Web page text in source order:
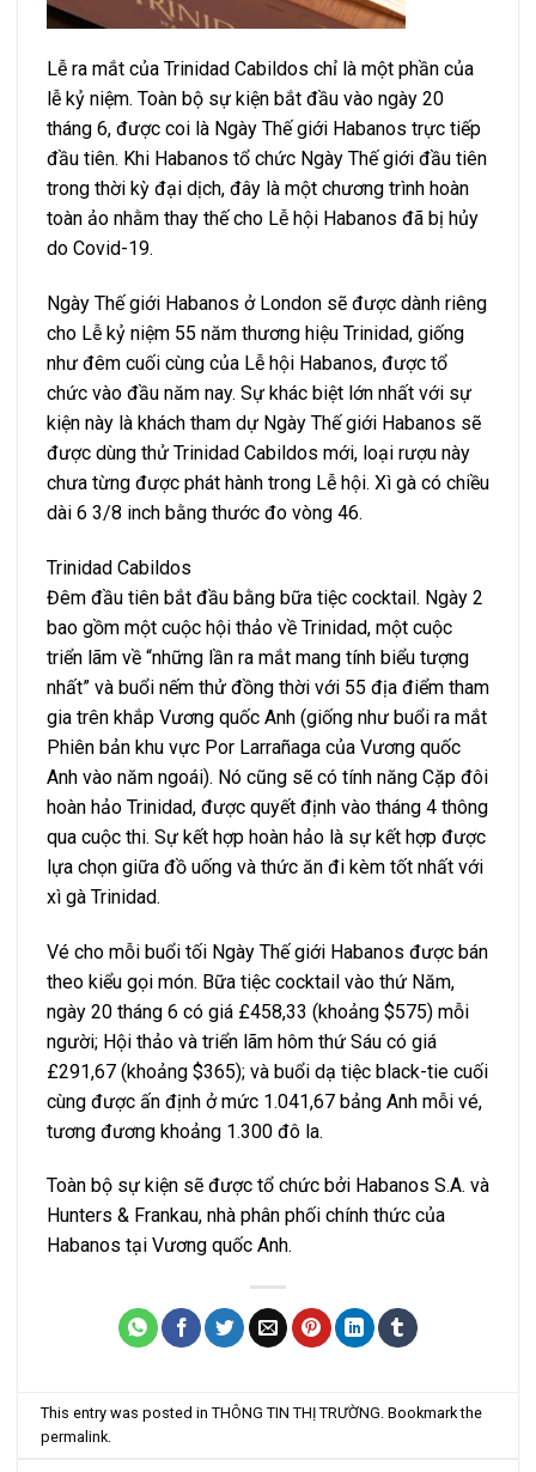
Lễ ra mắt của Trinidad Cabildos chỉ là một phần của
lễ kỷ niệm. Toàn bộ sự kiện bắt đầu vào ngày 20
tháng 6, được coi là Ngày Thế giới Habanos trực tiếp
đầu tiên. Khi Habanos tổ chức Ngày Thế giới đầu tiên
trong thời kỳ đại dịch, đây là một chương trình hoàn
toàn ảo nhằm thay thế cho Lễ hội Habanos đã bị hủy
do Covid-19.
Ngày Thế giới Habanos ở London sẽ được dành riêng
cho Lễ kỷ niệm 55 năm thương hiệu Trinidad, giống
như đêm cuối cùng của Lễ hội Habanos, được tổ
chức vào đầu năm nay. Sự khác biệt lớn nhất với sự
kiện này là khách tham dự Ngày Thế giới Habanos sẽ
được dùng thử Trinidad Cabildos mới, loại rượu này
chưa từng được phát hành trong Lễ hội. Xì gà có chiều
dài 6 3/8 inch bằng thước đo vòng 46.
Trinidad Cabildos
Đêm đầu tiên bắt đầu bằng bữa tiệc cocktail. Ngày 2
bao gồm một cuộc hội thảo về Trinidad, một cuộc
triển lãm về “những lần ra mắt mang tính biểu tượng
nhất” và buổi nếm thử đồng thời với 55 địa điểm tham
gia trên khắp Vương quốc Anh (giống như buổi ra mắt
Phiên bản khu vực Por Larrañaga của Vương quốc
Anh vào năm ngoái). Nó cũng sẽ có tính năng Cặp đôi
hoàn hảo Trinidad, được quyết định vào tháng 4 thông
qua cuộc thi. Sự kết hợp hoàn hảo là sự kết hợp được
lựa chọn giữa đồ uống và thức ăn đi kèm tốt nhất với
xì gà Trinidad.
Vé cho mỗi buổi tối Ngày Thế giới Habanos được bán
theo kiểu gọi món. Bữa tiệc cocktail vào thứ Năm,
ngày 20 tháng 6 có giá £458,33 (khoảng $575) mỗi
người; Hội thảo và triển lãm hôm thứ Sáu có giá
£291,67 (khoảng $365); và buổi dạ tiệc black-tie cuối
cùng được ấn định ở mức 1.041,67 bảng Anh mỗi vé,
tương đương khoảng 1.300 đô la.
Toàn bộ sự kiện sẽ được tổ chức bởi Habanos S.A. và
Hunters & Frankau, nhà phân phối chính thức của
Habanos tại Vương quốc Anh.
This entry was posted inTHÔNG TIN THỊ TRƯỜNG . Bookmark the
permalink